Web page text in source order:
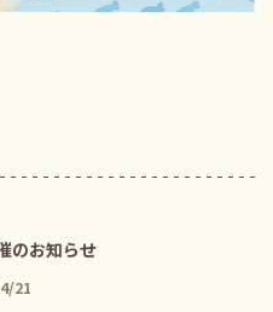
のお知らせ
21